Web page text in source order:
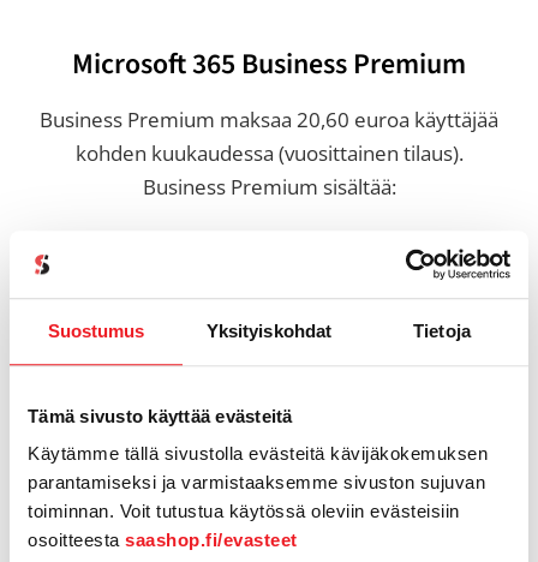
Suostumus Yksityiskohdat Tietoja
Tämä sivusto käyttää evästeitä
Käytämme tällä sivustolla evästeitä kävijäkokemuksen
parantamiseksi ja varmistaaksemme sivuston sujuvan
toiminnan. Voit tutustua käytössä oleviin evästeisiin
osoitteesta saashop.fi/evasteet
Microsoft 365 Business Premium
Business Premium maksaa 20,60 euroa käyttäjää
kohden kuukaudessa (vuosittainen tilaus).
Business Premium sisältää:
Kaikki Business Standardin
ominaisuudet.
Edistynyt tunnistautuminen ja
Tehostettu kyberuhkien suojaus viruksia ja
tiedonkalasteluhyökkäyksiä vastaan.
Laite ja päätelaitteiden suojaus.
Korkeampi tietoturva, luokittelu ja suojaus.